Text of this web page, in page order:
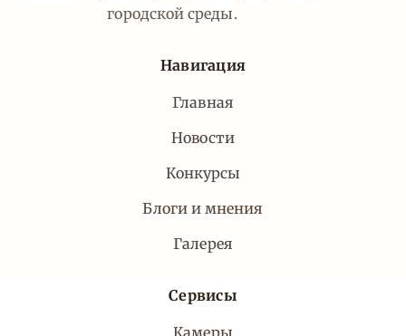
городской среды.
Навигация
Главная
Новости
Конкурсы
Блоги и мнения
Галерея
Сервисы